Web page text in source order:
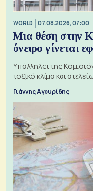
WORLD 07.08.2026, 07:00
Μια θέση στην
όνειρο γίνεται
Υπάλληλοι της
τοξικό κλίμα και
Γιάννης Αγουρίδης